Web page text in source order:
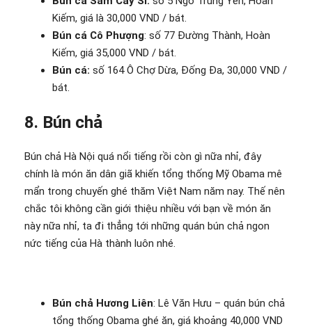
Kiếm, giá là 30,000 VND / bát.
Bún cá Cô Phượng: số 77 Đường Thành, Hoàn
Kiếm, giá 35,000 VND / bát.
Bún cá: số 164 Ô Chợ Dừa, Đống Đa, 30,000 VND /
bát.
8. Bún chả
Bún chả Hà Nội quá nổi tiếng rồi còn gì nữa nhỉ, đây
chính là món ăn dân giã khiến tổng thống Mỹ Obama mê
mẩn trong chuyến ghé thăm Việt Nam năm nay. Thế nên
chắc tôi không cần giới thiệu nhiều với bạn về món ăn
này nữa nhỉ, ta đi thẳng tới những quán bún chả ngon
nức tiếng của Hà thành luôn nhé.
Bún chả Hương Liên: Lê Văn Hưu – quán bún chả
tổng thống Obama ghé ăn, giá khoảng 40,000 VND